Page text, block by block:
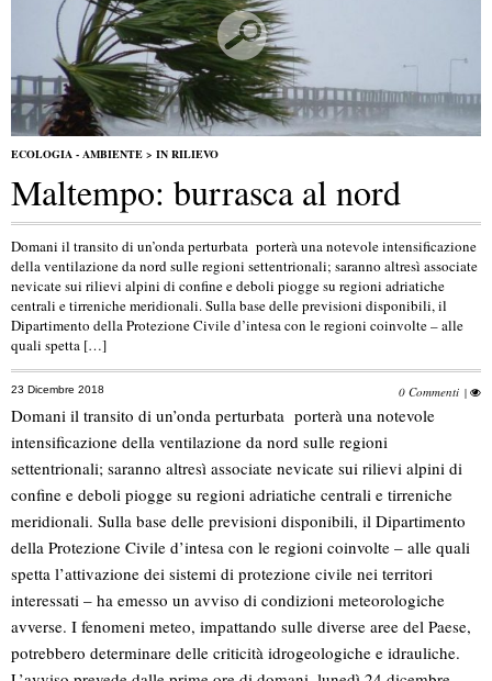
ECOLOGIA - AMBIENTE > IN RILIEVO
Maltempo: burrasca al nord
Domani il transito di un’onda perturbata porterà una notevole intensificazione
della ventilazione da nord sulle regioni settentrionali; saranno altresì associate
nevicate sui rilievi alpini di confine e deboli piogge su regioni adriatiche
centrali e tirreniche meridionali. Sulla base delle previsioni disponibili, il
Dipartimento della Protezione Civile d’intesa con le regioni coinvolte – alle
quali spetta […]
23 Dicembre 2018 0 Commenti |
Domani il transito di un’onda perturbata porterà una notevole
intensificazione della ventilazione da nord sulle regioni
settentrionali; saranno altresì associate nevicate sui rilievi alpini di
confine e deboli piogge su regioni adriatiche centrali e tirreniche
meridionali. Sulla base delle previsioni disponibili, il Dipartimento
della Protezione Civile d’intesa con le regioni coinvolte – alle quali
spetta l’attivazione dei sistemi di protezione civile nei territori
interessati – ha emesso un avviso di condizioni meteorologiche
avverse. I fenomeni meteo, impattando sulle diverse aree del Paese,
potrebbero determinare delle criticità idrogeologiche e idrauliche.